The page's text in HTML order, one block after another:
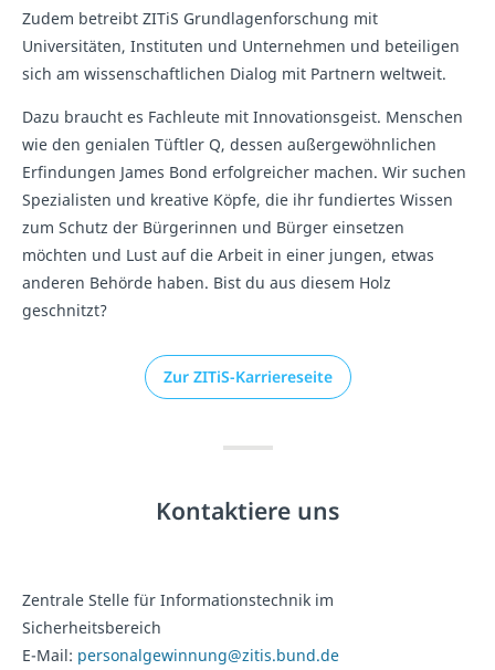
Zudem betreibt ZITiS Grundlagenforschung mit
Universitäten, Instituten und Unternehmen und beteiligen
sich am wissenschaftlichen Dialog mit Partnern weltweit.
Dazu braucht es Fachleute mit Innovationsgeist. Menschen
wie den genialen Tüftler Q, dessen außergewöhnlichen
Erfindungen James Bond erfolgreicher machen. Wir suchen
Spezialisten und kreative Köpfe, die ihr fundiertes Wissen
zum Schutz der Bürgerinnen und Bürger einsetzen
möchten und Lust auf die Arbeit in einer jungen, etwas
anderen Behörde haben. Bist du aus diesem Holz
geschnitzt?
Zur ZITiS-Karriereseite
Kontaktiere uns
Zentrale Stelle für Informationstechnik im
Sicherheitsbereich
E-Mail: personalgewinnung@zitis.bund.de